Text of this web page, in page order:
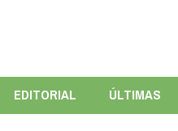
EDITORIAL ÚLTIMAS